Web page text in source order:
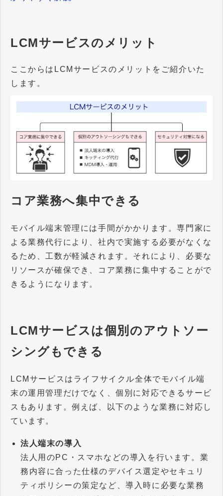
LCMサービスのメリット
ここからはLCMサービスのメリットをご紹介いた
します。
コア業務へ集中できる
モバイル端末管理には手間がかかります。専門家に
よる業務代行により、社内で実施する必要がなくな
るため、工数が軽減されます。それにより、必要な
リソースが確保でき、コア業務に集中することがで
きるようになります。
LCMサービスは個別のアウトソー
シングもできる
LCMサービスはライフサイクル全体でモバイル端
末の運用管理だけでなく、個別に対応できるサービ
スもあります。例えば、以下のような業務に対応し
ています。
法人端末の導入
法人用のPC・スマホなどの導入を行います。業
務内容に合った仕様のデバイス選定やセキュリ
ティポリシーの策定など、導入時に必要な業務